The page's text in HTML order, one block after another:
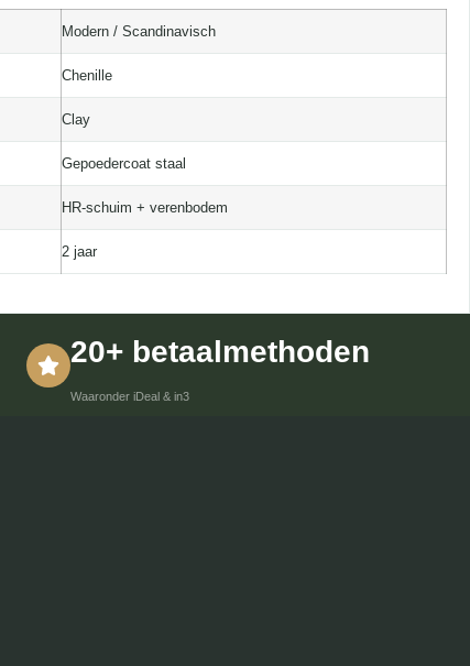
Modern / Scandinavisch
Chenille
Clay
Gepoedercoat staal
HR-schuim + verenbodem
2 jaar
20+ betaalmethoden
Waaronder iDeal & in3